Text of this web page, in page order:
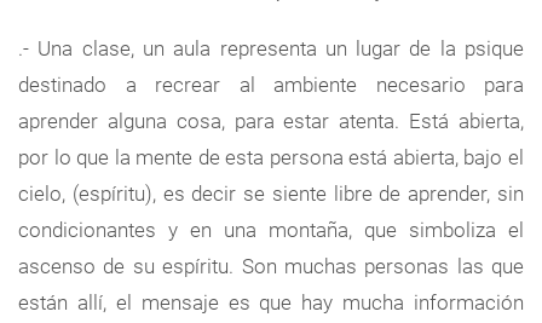
.- Una clase, un aula representa un lugar de la psique
destinado a recrear al ambiente necesario para
aprender alguna cosa, para estar atenta. Está abierta,
por lo que la mente de esta persona está abierta, bajo el
cielo, (espíritu), es decir se siente libre de aprender, sin
condicionantes y en una montaña, que simboliza el
ascenso de su espíritu. Son muchas personas las que
están allí, el mensaje es que hay mucha información